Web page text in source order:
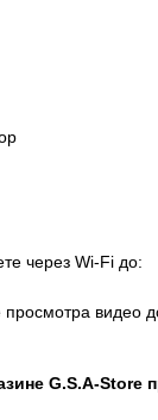
через Wi-Fi до:
видео
G.S.A-Store
что